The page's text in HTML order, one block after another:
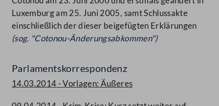
Luxemburg am 25. Juni 2005, samt Schlussakte
einschließlich der dieser beigefügten Erklärungen
(sog. "Cotonou-Änderungsabkommen")
Parlamentskorrespondenz
14.03.2014 - Vorlagen: Äußeres